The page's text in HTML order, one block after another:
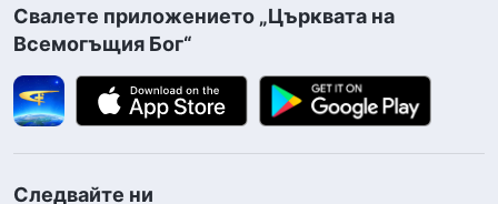
Свалете приложението „Църквата на
Всемогъщия Бог“
Следвайте ни